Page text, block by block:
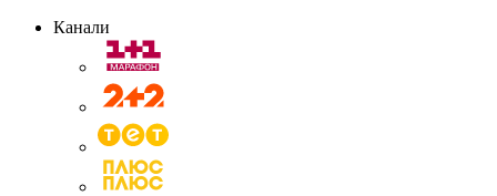
Канали